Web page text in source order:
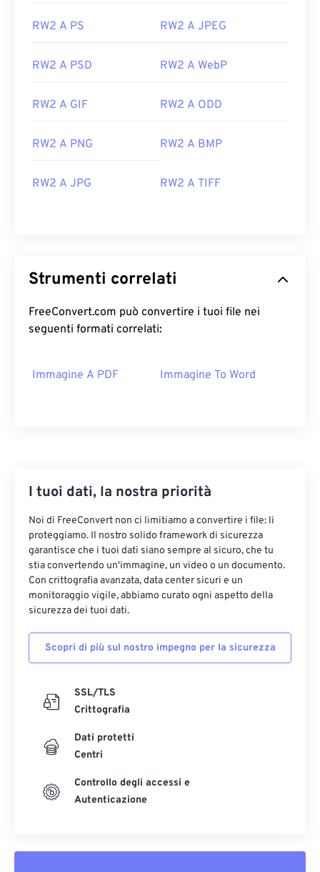
RW2 A PS RW2 A JPEG
RW2 A PSD RW2 A WebP
RW2 A GIF RW2 A ODD
RW2 A PNG RW2 A BMP
RW2 A JPG RW2 A TIFF
Strumenti correlati
FreeConvert.com può convertire i tuoi file nei
seguenti formati correlati:
Immagine A PDF Immagine To Word
I tuoi dati, la nostra priorità
Noi di FreeConvert non ci limitiamo a convertire i file: li
proteggiamo. Il nostro solido framework di sicurezza
garantisce che i tuoi dati siano sempre al sicuro, che tu
stia convertendo un'immagine, un video o un documento.
Con crittografia avanzata, data center sicuri e un
monitoraggio vigile, abbiamo curato ogni aspetto della
sicurezza dei tuoi dati.
Scopri di più sul nostro impegno per la sicurezza
SSL/TLS
Crittografia
Dati protetti
Centri
Controllo degli accessi e
Autenticazione